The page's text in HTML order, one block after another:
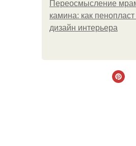
Переосмысление
камина: как
дизайн интерьера